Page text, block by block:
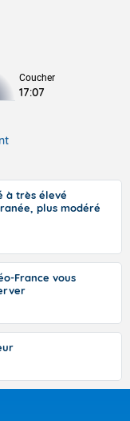
Coucher
17:07
à très élevé
plus modéré
France vous